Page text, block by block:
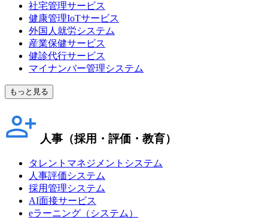
社宅管理サービス
健康管理IoTサービス
外国人就労システム
産業保健サービス
健診代行サービス
マイナンバー管理システム
もっと見る
人事（採用・評価・教育）
タレントマネジメントシステム
人事評価システム
採用管理システム
AI面接サービス
eラーニング（システム）